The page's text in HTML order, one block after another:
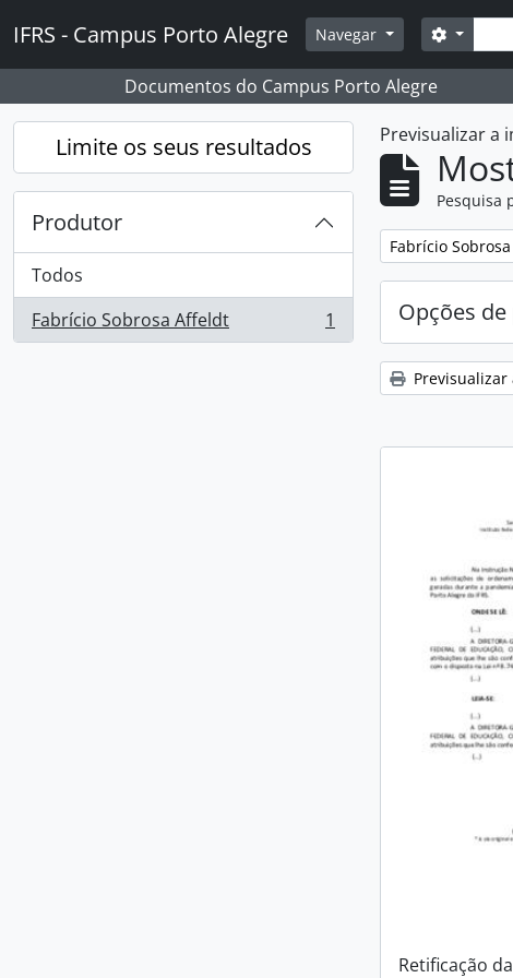
IFRS - Campus Porto Alegre Navegar Opções
Documentos do Campus Porto Alegre
Limite os seus resultados
Produtor
Todos
Fabrício Sobrosa Affeldt
, 1 resultados 1
Previsualizar a
Pesquisa
Remover filtro:
Fabrício
Opções
Retificação